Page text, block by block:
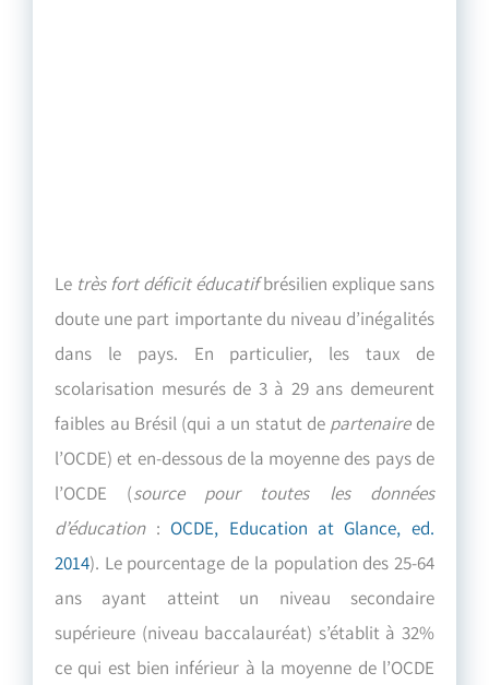
Le très fort déficit éducatifbrésilien explique sans
doute une part importante du niveau d’inégalités
dans le pays. En particulier, les taux de
scolarisation mesurés de 3 à 29 ans demeurent
faibles au Brésil (qui a un statut de partenairede
l’OCDE) et en-dessous de la moyenne des pays de
l’OCDE (source pour toutes les données
d’éducation: OCDE, Education at Glance, ed.
2014). Le pourcentage de la population des 25-64
ans ayant atteint un niveau secondaire
supérieure (niveau baccalauréat) s’établit à 32%
ce qui est bien inférieur à la moyenne de l’OCDE